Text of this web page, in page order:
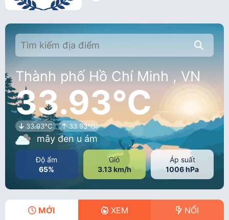
Thành phố Hồ Chí Minh , VN
33.93°C
33.93°C 33.93°C
mây đen u ám
Độ ẩm
65%
Gió
3.13 km/h
Áp suất
1006 hPa
MỚI XEM NỔI